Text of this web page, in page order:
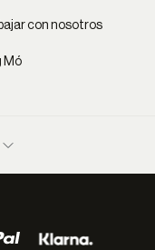
con nosotros
Mó